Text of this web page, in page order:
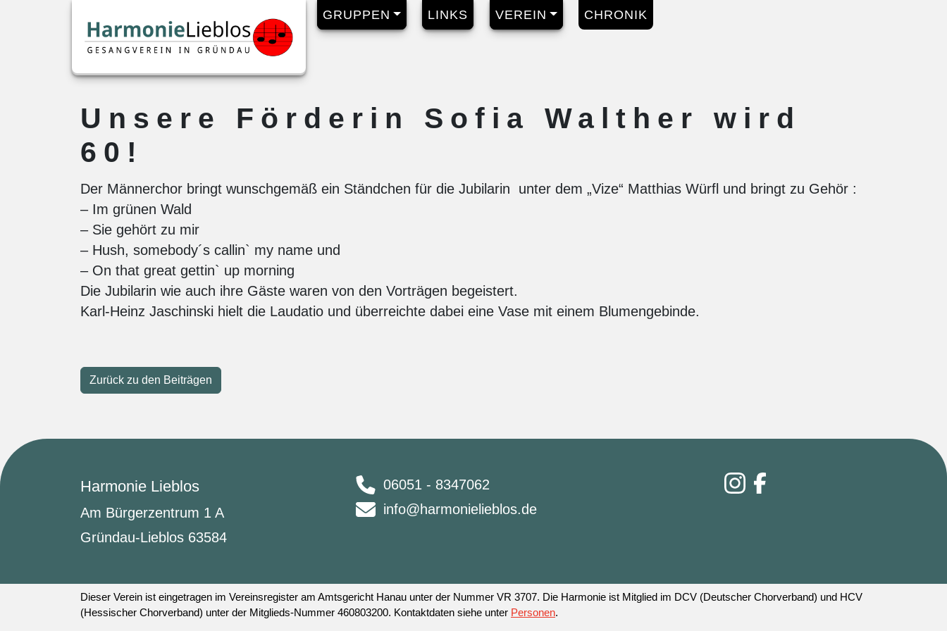
GRUPPEN LINKS VEREIN CHRONIK
Unsere Förderin Sofia Walther wird
60!
Der Männerchor bringt wunschgemäß ein Ständchen für die Jubilarin unter dem „Vize“ Matthias Würfl und bringt zu Gehör :
– Im grünen Wald
– Sie gehört zu mir
– Hush, somebody´s callin` my name und
– On that great gettin` up morning
Die Jubilarin wie auch ihre Gäste waren von den Vorträgen begeistert.
Karl-Heinz Jaschinski hielt die Laudatio und überreichte dabei eine Vase mit einem Blumengebinde.
Zurück zu den Beiträgen
Harmonie Lieblos
Am Bürgerzentrum 1 A
Gründau-Lieblos 63584
06051 - 8347062
info@harmonielieblos.de
Dieser Verein ist eingetragen im Vereinsregister am Amtsgericht Hanau unter der Nummer VR 3707. Die Harmonie ist Mitglied im DCV (Deutscher Chorverband) und HCV
(Hessischer Chorverband) unter der Mitglieds-Nummer 460803200. Kontaktdaten siehe unter Personen.